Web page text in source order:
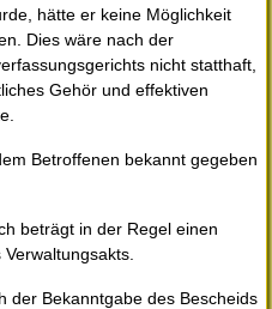
hätte er keine Möglichkeit
Dies wäre nach der
nicht statthaft,
Gehör und effektiven
Betroffenen bekannt gegeben
beträgt in der Regel einen
der Bekanntgabe des Bescheids